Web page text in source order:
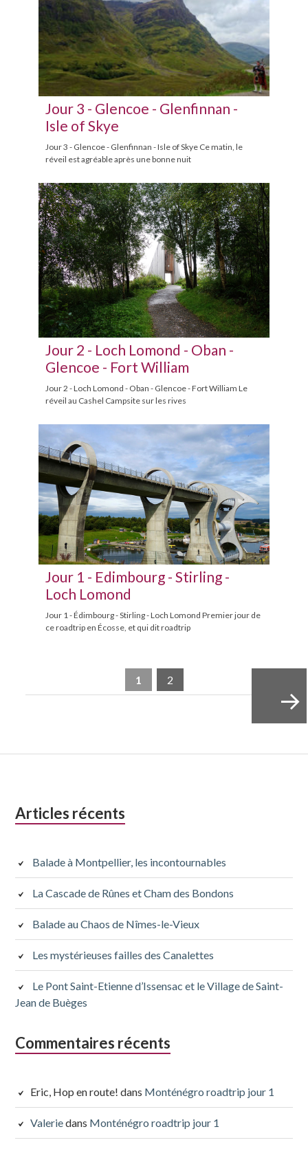
Jour 3 - Glencoe - Glenfinnan -
Isle of Skye
Jour 3 - Glencoe - Glenfinnan - Isle of Skye Ce matin, le
réveil est agréable après une bonne nuit
Jour 2 - Loch Lomond - Oban -
Glencoe - Fort William
Jour 2 - Loch Lomond - Oban - Glencoe - Fort William Le
réveil au Cashel Campsite sur les rives
Jour 1 - Edimbourg - Stirling -
Loch Lomond
Jour 1 - Édimbourg - Stirling - Loch Lomond Premier jour de
ce roadtrip en Écosse, et qui dit roadtrip
1 2
Colonne
subsidiaire
Articles récents
Balade à Montpellier, les incontournables
La Cascade de Rûnes et Cham des Bondons
Balade au Chaos de Nîmes-le-Vieux
Les mystérieuses failles des Canalettes
Le Pont Saint-Etienne d’Issensac et le Village de Saint-
Jean de Buèges
Commentaires récents
Eric, Hop en route! dans Monténégro roadtrip jour 1
Valeriedans Monténégro roadtrip jour 1